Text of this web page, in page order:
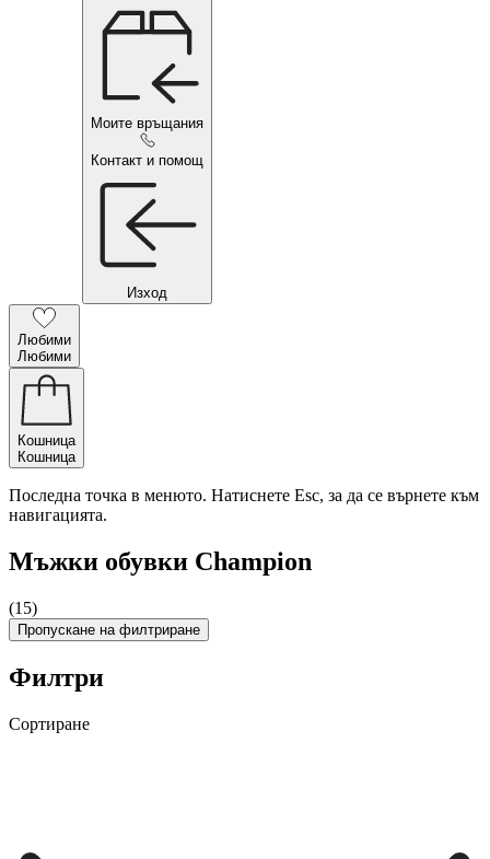
Моите връщания
Контакт и помощ
Изход
Любими
Любими
Кошница
Кошница
Последна точка в менюто. Натиснете Esc, за да се върнете към
навигацията.
Мъжки обувки Champion
(15)
Пропускане на филтриране
Филтри
Сортиране